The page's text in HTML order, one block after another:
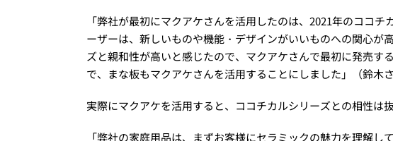
「弊社が最初にマクアケさんを活用したのは、2021年のココ
ーザーは、新しいものや機能・デザインがいいものへの関心が
ズと親和性が高いと感じたので、マクアケさんで最初に発売す
で、まな板もマクアケさんを活用することにしました」（鈴木さ
実際にマクアケを活用すると、ココチカルシリーズとの相性は抜
「弊社の家庭用品は、まずお客様にセラミックの魅力を理解